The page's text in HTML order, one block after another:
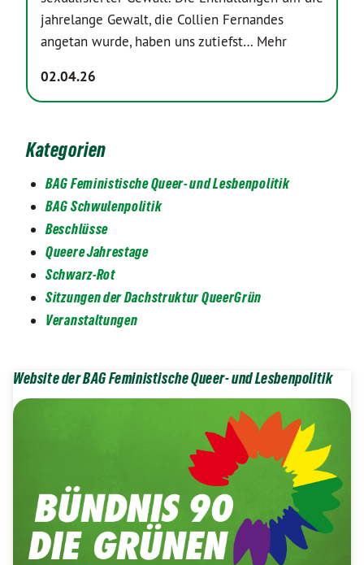
jahrelange Gewalt, die Collien Fernandes
angetan wurde, haben uns zutiefst… Mehr
02.04.26
Kategorien
BAG Feministische Queer- und Lesbenpolitik
BAG Schwulenpolitik
Beschlüsse
Queere Jahrestage
Schwarz-Rot
Sitzungen der Dachstruktur QueerGrün
Veranstaltungen
Website der BAG Feministische Queer- und Lesbenpolitik